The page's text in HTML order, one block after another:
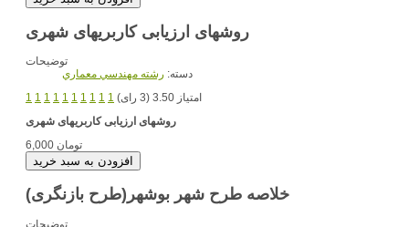
روش‏های ارزیابی کاربری‏های شهری
توضیحات
دسته: رشته مهندسي معماري
1 1 1 1 1 1 1 1 1 1
امتیاز 3.50 (3 رای)
روش‏های ارزیابی کاربری‏های شهری
6,000 تومان
خلاصه طرح شهر بوشهر(طرح بازنگری)